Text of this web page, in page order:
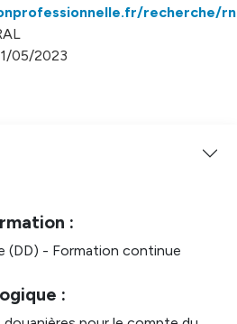
recherche/
05/2023
:
(DD) - Formation continue
: